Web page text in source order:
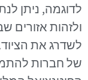
לדוגמה, ניתן
ולזהות אזורים
לשדרג את
של חברות